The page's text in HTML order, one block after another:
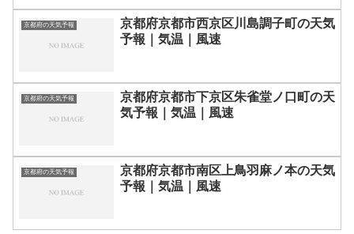
京都府の天気予報
京都府京都市西京区川島調子町の天気
予報｜気温｜風速
京都府の天気予報
京都府京都市下京区朱雀堂ノ口町の天
気予報｜気温｜風速
京都府の天気予報
京都府京都市南区上鳥羽麻ノ本の天気
予報｜気温｜風速